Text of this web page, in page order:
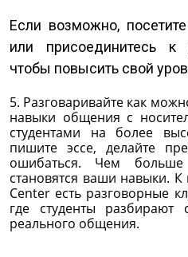
Если возможно,
или присоединитесь к
чтобы повысить свой
5. Разговаривайте как
навыки общения с
студентами на более
пишите эссе, делайте
ошибаться. Чем
становятся ваши навыки.
Center есть разговорные
где студенты разбирают
реального общения.